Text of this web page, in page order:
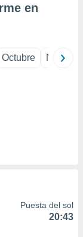
en
Octubre
Puesta del sol
20:43